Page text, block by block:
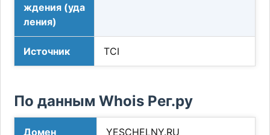
ждения (уда
ления)
Источник TCI
По данным Whois Рег.ру
Домен YESCHELNY.RU